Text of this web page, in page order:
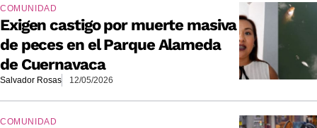
COMUNIDAD
Exigen castigo por muerte masiva
de peces en el Parque Alameda
de Cuernavaca
Salvador Rosas 12/05/2026
COMUNIDAD